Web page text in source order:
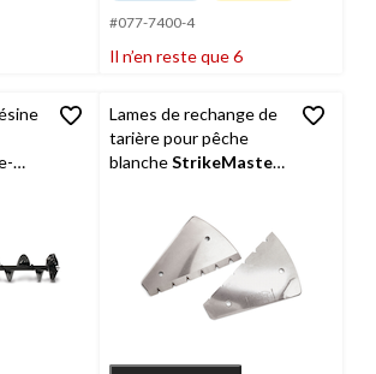
#077-7400-4
Il n’en reste que 6
Lames de rechange de
tarière pour pêche
blancheStrikeMaster,